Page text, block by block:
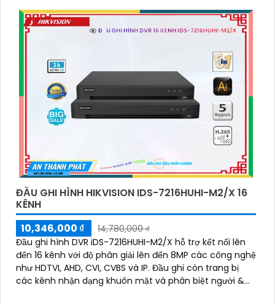
ĐẦU GHI HÌNH HIKVISION IDS-7216HUHI-M2/X 16
KÊNH
10,346,000 ₫
14,780,000 ₫
Đầu ghi hình DVR iDS-7216HUHI-M2/X hỗ trợ kết nối lên
đến 16 kênh với độ phân giải lên đến 8MP các công nghệ
như HDTVI, AHD, CVI, CVBS và IP. Đầu ghi còn trang bị
các kênh nhận dạng khuôn mặt và phân biệt người &